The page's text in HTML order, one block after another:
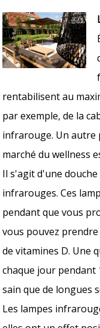
rentabilisent au
par exemple, de la
infrarouge. Un autre
marché du wellness
Il s'agit d'une
infrarouges. Ces
pendant que vous
vous pouvez
de vitamines D. Une
chaque jour pendant
sain que de longues
Les lampes